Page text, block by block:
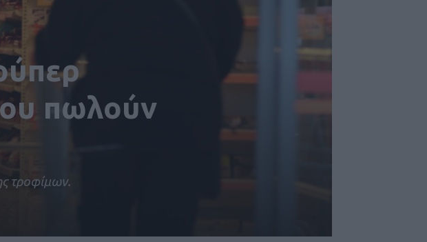
πωλούν
τροφίμων.